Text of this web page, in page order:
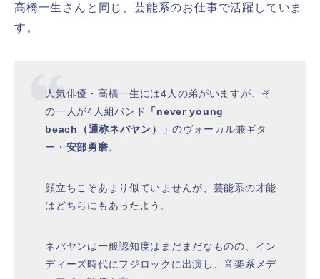
高橋一生さんと同じ、芸能系のお仕事で活躍していま
す。
人気俳優・高橋一生には4人の弟がいますが、そ
の一人が4人組バンド
「never young
beach（通称ネバヤン）」のヴォーカル兼ギタ
ー・ 安部勇磨。
顔立ちこそあまり似ていませんが、芸能系の才能
はどちらにもあったよう。
ネバヤンは一般認知度はまだまだなものの、イン
ディーズ時代にフジロックに出演し、音楽系メデ